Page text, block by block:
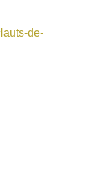
de-